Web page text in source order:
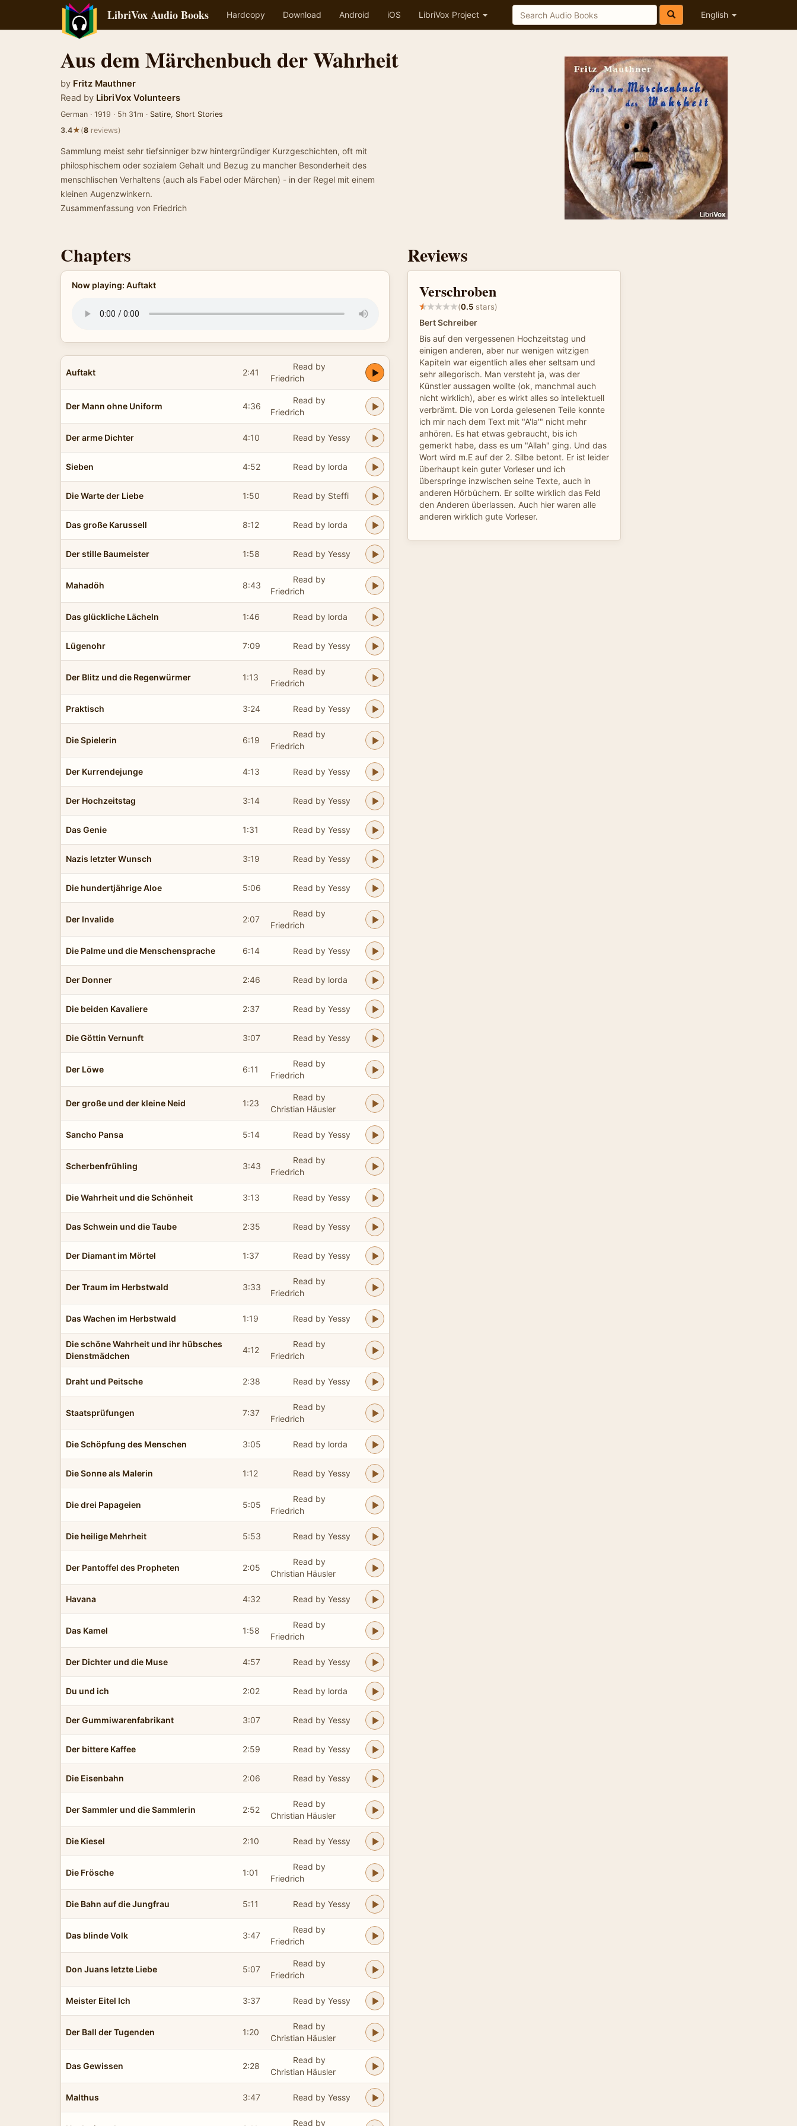
LibriVox Audio Books Hardcopy Download Android iOS LibriVox Project English
Aus dem Märchenbuch der Wahrheit
by Fritz Mauthner
Read by LibriVox Volunteers
German · 1919 · 5h 31m · Satire, Short Stories
3.4★(8 reviews)
Sammlung meist sehr tiefsinniger bzw hintergründiger Kurzgeschichten, oft mit
philosphischem oder sozialem Gehalt und Bezug zu mancher Besonderheit des
menschlischen Verhaltens (auch als Fabel oder Märchen) - in der Regel mit einem
kleinen Augenzwinkern.
Zusammenfassung von Friedrich
Chapters
Now playing: Auftakt
Auftakt 2:41
Read by
Friedrich
Der Mann ohne Uniform 4:36
Read by
Friedrich
Der arme Dichter 4:10 Read by Yessy
Sieben 4:52 Read by lorda
Die Warte der Liebe 1:50 Read by Steffi
Das große Karussell 8:12 Read by lorda
Der stille Baumeister 1:58 Read by Yessy
Mahadöh 8:43
Read by
Friedrich
Das glückliche Lächeln 1:46 Read by lorda
Lügenohr 7:09 Read by Yessy
Der Blitz und die Regenwürmer 1:13
Read by
Friedrich
Praktisch 3:24 Read by Yessy
Die Spielerin 6:19
Read by
Friedrich
Der Kurrendejunge 4:13 Read by Yessy
Der Hochzeitstag 3:14 Read by Yessy
Das Genie 1:31 Read by Yessy
Nazis letzter Wunsch 3:19 Read by Yessy
Die hundertjährige Aloe 5:06 Read by Yessy
Der Invalide 2:07
Read by
Friedrich
Die Palme und die Menschensprache 6:14 Read by Yessy
Der Donner 2:46 Read by lorda
Die beiden Kavaliere 2:37 Read by Yessy
Die Göttin Vernunft 3:07 Read by Yessy
Der Löwe 6:11
Read by
Friedrich
Der große und der kleine Neid 1:23
Read by
Christian Häusler
Sancho Pansa 5:14 Read by Yessy
Scherbenfrühling 3:43
Read by
Friedrich
Die Wahrheit und die Schönheit 3:13 Read by Yessy
Das Schwein und die Taube 2:35 Read by Yessy
Der Diamant im Mörtel 1:37 Read by Yessy
Der Traum im Herbstwald 3:33
Read by
Friedrich
Das Wachen im Herbstwald 1:19 Read by Yessy
Die schöne Wahrheit und ihr hübsches
Dienstmädchen
4:12
Read by
Friedrich
Draht und Peitsche 2:38 Read by Yessy
Staatsprüfungen 7:37
Read by
Friedrich
Die Schöpfung des Menschen 3:05 Read by lorda
Die Sonne als Malerin 1:12 Read by Yessy
Die drei Papageien 5:05
Read by
Friedrich
Die heilige Mehrheit 5:53 Read by Yessy
Der Pantoffel des Propheten 2:05
Read by
Christian Häusler
Havana 4:32 Read by Yessy
Das Kamel 1:58
Read by
Friedrich
Der Dichter und die Muse 4:57 Read by Yessy
Du und ich 2:02 Read by lorda
Der Gummiwarenfabrikant 3:07 Read by Yessy
Der bittere Kaffee 2:59 Read by Yessy
Die Eisenbahn 2:06 Read by Yessy
Der Sammler und die Sammlerin 2:52
Read by
Christian Häusler
Die Kiesel 2:10 Read by Yessy
Die Frösche 1:01
Read by
Friedrich
Die Bahn auf die Jungfrau 5:11 Read by Yessy
Das blinde Volk 3:47
Read by
Friedrich
Don Juans letzte Liebe 5:07
Read by
Friedrich
Meister Eitel Ich 3:37 Read by Yessy
Der Ball der Tugenden 1:20
Read by
Christian Häusler
Das Gewissen 2:28
Read by
Christian Häusler
Malthus 3:47 Read by Yessy
Read by
Reviews
Verschroben
(0.5 stars)
Bert Schreiber
Bis auf den vergessenen Hochzeitstag und
einigen anderen, aber nur wenigen witzigen
Kapiteln war eigentlich alles eher seltsam und
sehr allegorisch. Man versteht ja, was der
Künstler aussagen wollte (ok, manchmal auch
nicht wirklich), aber es wirkt alles so intellektuell
verbrämt. Die von Lorda gelesenen Teile konnte
ich mir nach dem Text mit "A'la'" nicht mehr
anhören. Es hat etwas gebraucht, bis ich
gemerkt habe, dass es um "Allah" ging. Und das
Wort wird m.E auf der 2. Silbe betont. Er ist leider
überhaupt kein guter Vorleser und ich
überspringe inzwischen seine Texte, auch in
anderen Hörbüchern. Er sollte wirklich das Feld
den Anderen überlassen. Auch hier waren alle
anderen wirklich gute Vorleser.